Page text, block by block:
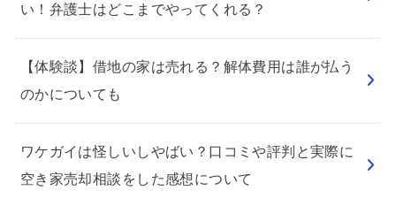
い！弁護士はどこまでやってくれる？
【体験談】借地の家は売れる？解体費用は誰が払う
のかについても
ワケガイは怪しいしやばい？口コミや評判と実際に
空き家売却相談をした感想について